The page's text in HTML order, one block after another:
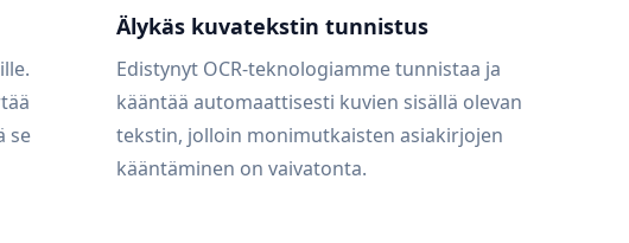
se
Älykäs kuvatekstin tunnistus
Edistynyt OCR-teknologiamme tunnistaa ja
kääntää automaattisesti kuvien sisällä olevan
tekstin, jolloin monimutkaisten asiakirjojen
kääntäminen on vaivatonta.